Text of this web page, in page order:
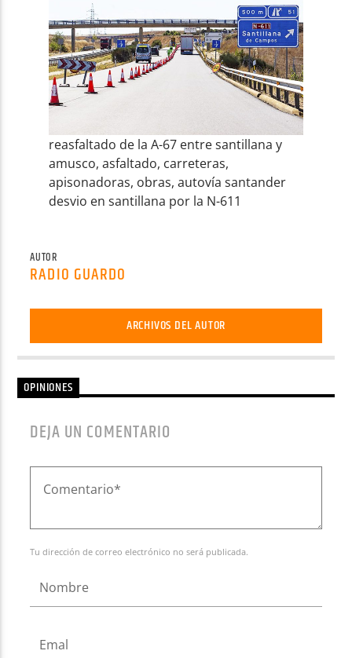
reasfaltado de la A-67 entre santillana y
amusco, asfaltado, carreteras,
apisonadoras, obras, autovía santander
desvio en santillana por la N-611
AUTOR
RADIO GUARDO
ARCHIVOS DEL AUTOR
OPINIONES
DEJA UN COMENTARIO
Tu dirección de correo electrónico no será publicada.